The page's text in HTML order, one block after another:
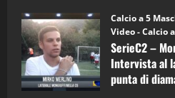
6)
–
Intervista
a
mister
Arturo
Carciotto
(Mongiuffi
Calcio a 5
Video - Calcio
SerieC2 –
Intervista al
punta di
4
(Martedi 14
15/04/2026